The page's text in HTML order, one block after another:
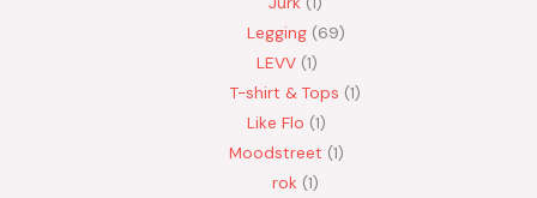
Legging 69
LEVV 1
T-shirt & Tops 1
Like Flo 1
Moodstreet 1
rok 1